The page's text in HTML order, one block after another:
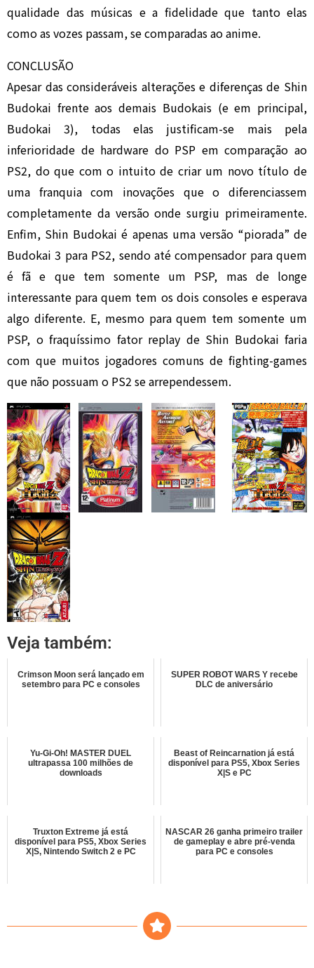
qualidade das músicas e a fidelidade que tanto elas
como as vozes passam, se comparadas ao anime.
CONCLUSÃO
Apesar das consideráveis alterações e diferenças de Shin
Budokai frente aos demais Budokais (e em principal,
Budokai 3), todas elas justificam-se mais pela
inferioridade de hardware do PSP em comparação ao
PS2, do que com o intuito de criar um novo título de
uma franquia com inovações que o diferenciassem
completamente da versão onde surgiu primeiramente.
Enfim, Shin Budokai é apenas uma versão “piorada” de
Budokai 3 para PS2, sendo até compensador para quem
é fã e que tem somente um PSP, mas de longe
interessante para quem tem os dois consoles e esperava
algo diferente. E, mesmo para quem tem somente um
PSP, o fraquíssimo fator replay de Shin Budokai faria
com que muitos jogadores comuns de fighting-games
que não possuam o PS2 se arrependessem.
Veja também:
Crimson Moon será lançado em
setembro para PC e consoles
SUPER ROBOT WARS Y recebe
DLC de aniversário
Yu-Gi-Oh! MASTER DUEL
ultrapassa 100 milhões de
downloads
Beast of Reincarnation já está
disponível para PS5, Xbox Series
X|S e PC
Truxton Extreme já está
disponível para PS5, Xbox Series
X|S, Nintendo Switch 2 e PC
NASCAR 26 ganha primeiro trailer
de gameplay e abre pré-venda
para PC e consoles